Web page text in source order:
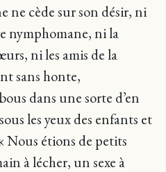
ne cède sur son désir, ni
nymphomane, ni la
ni les amis de la
sans honte,
dans une sorte d’en
les yeux des enfants et
Nous étions de petits
à lécher, un sexe à